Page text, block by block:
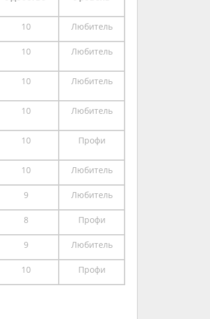
10 Любитель
10 Любитель
10 Любитель
10 Любитель
10 Профи
10 Любитель
9 Любитель
8 Профи
9 Любитель
10 Профи